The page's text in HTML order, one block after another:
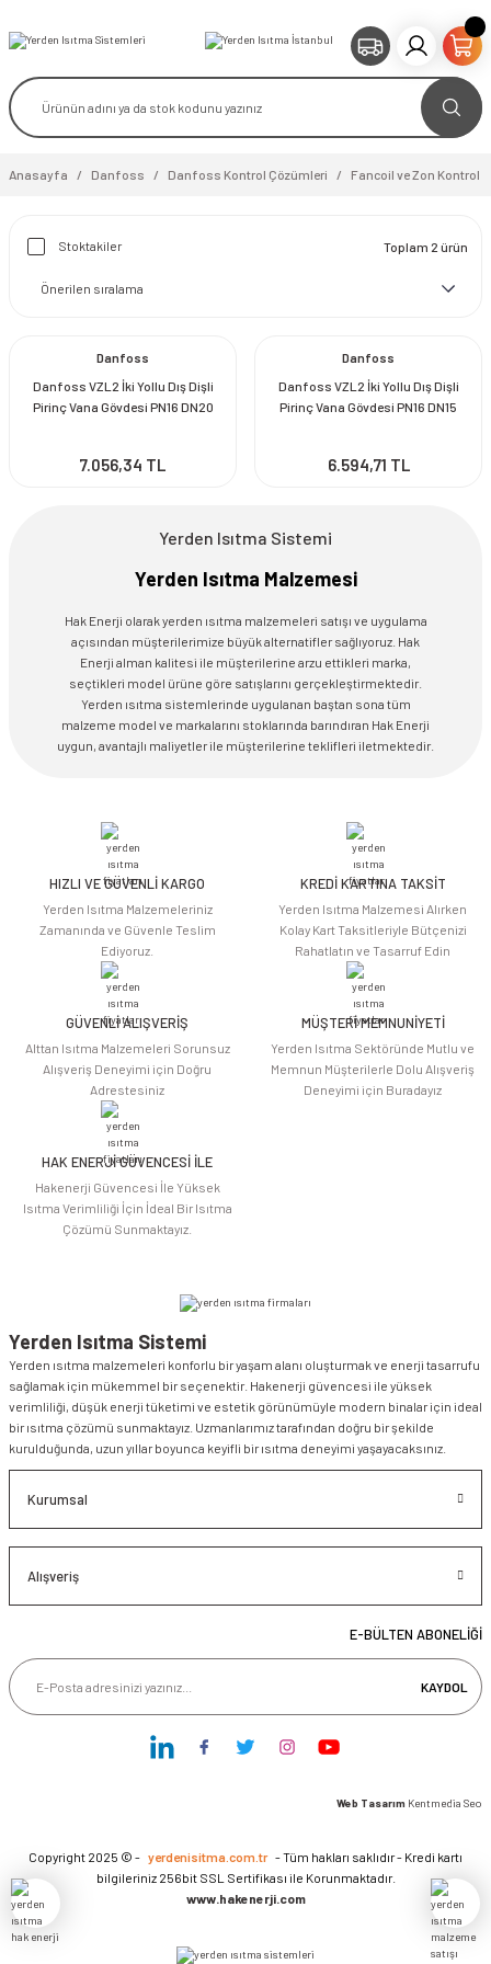
Anasayfa Danfoss Danfoss Kontrol Çözümleri Fancoil ve Zon Kontrol
Stoktakiler Toplam 2 ürün
Danfoss
Danfoss VZL2 İki Yollu Dış Dişli
Pirinç Vana Gövdesi PN16 DN20
7.056,34 TL
Danfoss
Danfoss VZL2 İki Yollu Dış Dişli
Pirinç Vana Gövdesi PN16 DN15
6.594,71 TL
Yerden Isıtma Sistemi
Yerden Isıtma Malzemesi
Hak Enerji olarak yerden ısıtma malzemeleri satışı ve uygulama
açısından müşterilerimize büyük alternatifler sağlıyoruz. Hak
Enerji alman kalitesi ile müşterilerine arzu ettikleri marka,
seçtikleri model ürüne göre satışlarını gerçekleştirmektedir.
Yerden ısıtma sistemlerinde uygulanan baştan sona tüm
malzeme model ve markalarını stoklarında barındıran Hak Enerji
uygun, avantajlı maliyetler ile müşterilerine teklifleri iletmektedir.
HIZLI VE GÜVENLİ KARGO
Yerden Isıtma Malzemeleriniz
Zamanında ve Güvenle Teslim
Ediyoruz.
KREDİ KARTINA TAKSİT
Yerden Isıtma Malzemesi Alırken
Kolay Kart Taksitleriyle Bütçenizi
Rahatlatın ve Tasarruf Edin
GÜVENLİ ALIŞVERİŞ
Alttan Isıtma Malzemeleri Sorunsuz
Alışveriş Deneyimi için Doğru
Adrestesiniz
MÜŞTERİ MEMNUNİYETİ
Yerden Isıtma Sektöründe Mutlu ve
Memnun Müşterilerle Dolu Alışveriş
Deneyimi için Buradayız
HAK ENERJİ GÜVENCESİ İLE
Hakenerji Güvencesi İle Yüksek
Isıtma Verimliliği İçin İdeal Bir Isıtma
Çözümü Sunmaktayız.
Yerden Isıtma Sistemi
Yerden ısıtma malzemeleri konforlu bir yaşam alanı oluşturmak ve enerji tasarrufu
sağlamak için mükemmel bir seçenektir. Hakenerji güvencesi ile yüksek
verimliliği, düşük enerji tüketimi ve estetik görünümüyle modern binalar için ideal
bir ısıtma çözümü sunmaktayız. Uzmanlarımız tarafından doğru bir şekilde
kurulduğunda, uzun yıllar boyunca keyifli bir ısıtma deneyimi yaşayacaksınız.
Kurumsal
Alışveriş
E-BÜLTEN ABONELİĞİ
KAYDOL
Web Tasarım Kentmedia Seo
Copyright 2025 © - yerdenisitma.com.tr - Tüm hakları saklıdır - Kredi kartı
bilgileriniz 256bit SSL Sertifikası ile Korunmaktadır.
www.hakenerji.com